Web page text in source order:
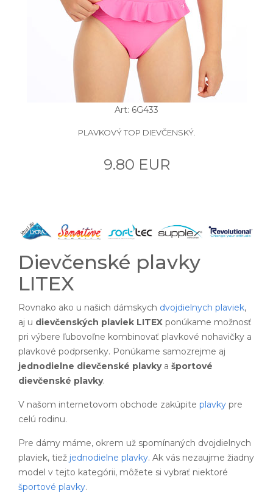
Art: 6G433
PLAVKOVÝ TOP DIEVČENSKÝ.
9.80 EUR
Dievčenské plavky
LITEX
Rovnako ako u našich dámskych dvojdielnych plaviek,
aj u dievčenských plaviek LITEX ponúkame možnosť
pri výbere ľubovoľne kombinovať plavkové nohavičky a
plavkové podprsenky. Ponúkame samozrejme aj
jednodielne dievčenské plavkya športové
dievčenské plavky.
V našom internetovom obchode zakúpite plavky pre
celú rodinu.
Pre dámy máme, okrem už spomínaných dvojdielnych
plaviek, tiež jednodielne plavky. Ak vás nezaujme žiadny
model v tejto kategórii, môžete si vybrať niektoré
športové plavky.